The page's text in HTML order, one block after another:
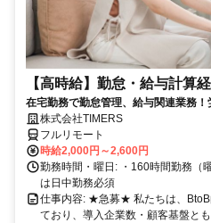
【高時給】勤怠・給与計算
在宅勤務で勤怠管理、給与関連業務
稼ぎたい方、注目！
株式会社TIMERS
フルリモート
時給2,000円～2,600円
勤務時間・曜日: ・160時間勤務（
は日中勤務必須
仕事内容: ★急募★ 私たちは、BtoB
ており、導入企業数・顧客基盤と